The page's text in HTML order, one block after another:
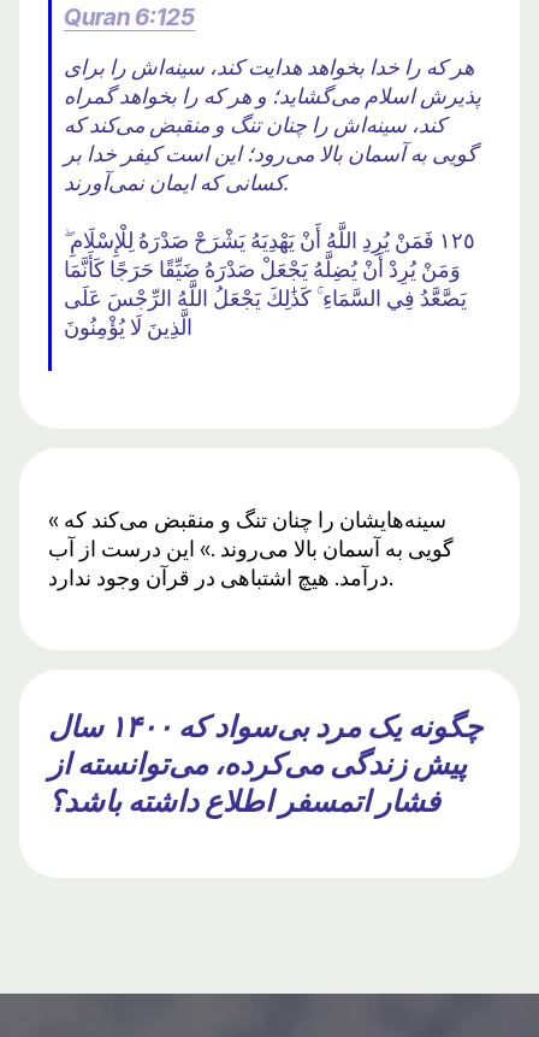
Quran 6:125
هر که را خدا بخواهد هدایت کند، سینه‌اش را برای
پذیرش اسلام می‌گشاید؛ و هر که را بخواهد گمراه
کند، سینه‌اش را چنان تنگ و منقبض می‌کند که
گویی به آسمان بالا می‌رود؛ این است کیفر خدا بر
کسانی که ایمان نمی‌آورند.
١٢٥ فَمَنْ يُرِدِ اللَّهُ أَنْ يَهْدِيَهُ يَشْرَحْ صَدْرَهُ لِلْإِسْلَامِ ۖ
وَمَنْ يُرِدْ أَنْ يُضِلَّهُ يَجْعَلْ صَدْرَهُ ضَيِّقًا حَرَجًا كَأَنَّمَا
يَصَّعَّدُ فِي السَّمَاءِ ۚ كَذَٰلِكَ يَجْعَلُ اللَّهُ الرِّجْسَ عَلَى
الَّذِينَ لَا يُؤْمِنُونَ
« سینه‌هایشان را چنان تنگ و منقبض می‌کند که
گویی به آسمان بالا می‌روند .» این درست از آب
درآمد. هیچ اشتباهی در قرآن وجود ندارد.
چگونه یک مرد بی‌سواد که ۱۴۰۰ سال
پیش زندگی می‌کرده، می‌توانسته از
فشار اتمسفر اطلاع داشته باشد؟